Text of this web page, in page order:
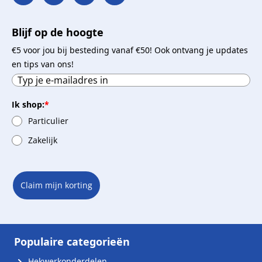
Blijf op de hoogte
€5 voor jou bij besteding vanaf €50! Ook ontvang je updates
en tips van ons!
Ik shop:*
Particulier
Zakelijk
Claim mijn korting
Populaire categorieën